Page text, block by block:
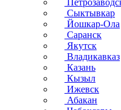
Сыктывкар
Йошкар-Ола
Саранск
Якутск
Владикавказ
Казань
Кызыл
Ижевск
Абакан